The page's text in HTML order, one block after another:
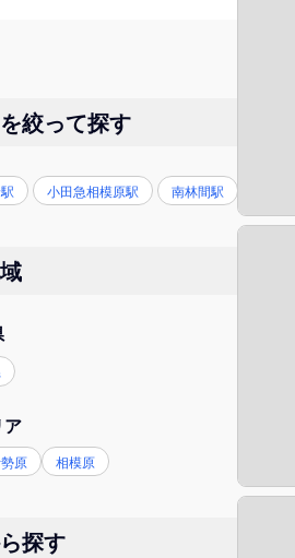
絞って探す
小田急相模原駅 南林間駅
ア
原 相模原
探す